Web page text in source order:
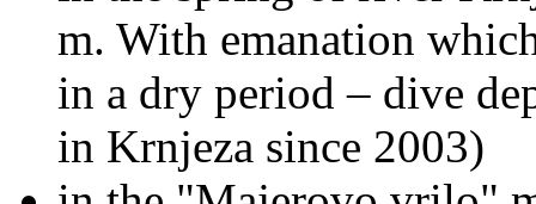
m. With emanation
in a dry period – dive
in Krnjeza since 2003)